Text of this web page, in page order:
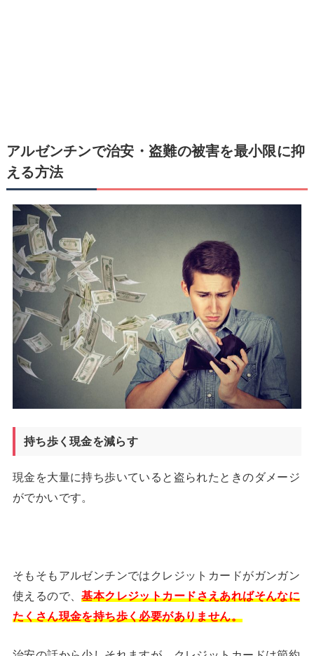
アルゼンチンで治安・盗難の被害を最小限に抑
える方法
持ち歩く現金を減らす
現金を大量に持ち歩いていると盗られたときのダメージ
がでかいです。
そもそもアルゼンチンではクレジットカードがガンガン
使えるので、基本クレジットカードさえあればそんなに
たくさん現金を持ち歩く必要がありません。